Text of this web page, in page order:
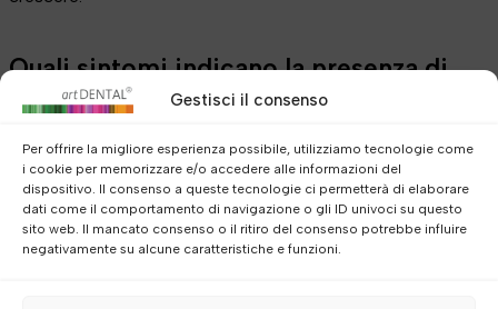
Gestisci il consenso
Per offrire la migliore esperienza possibile, utilizziamo tecnologie come
i cookie per memorizzare e/o accedere alle informazioni del
dispositivo. Il consenso a queste tecnologie ci permetterà di elaborare
dati come il comportamento di navigazione o gli ID univoci su questo
sito web. Il mancato consenso o il ritiro del consenso potrebbe influire
negativamente su alcune caratteristiche e funzioni.
Quali sintomi indicano la presenza di
una cisti dentale nella mascella?
All’inizio del loro sviluppo, le cisti non causano alcun
sintomo. I sintomi compaiono solo quando lecisti
diventano estremamente grandi o fino a quando non si
verifica un’infezione del loro contenuto.